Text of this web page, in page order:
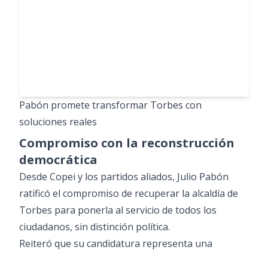
Pabón promete transformar Torbes con
soluciones reales
Compromiso con la reconstrucción
democrática
Desde Copei y los partidos aliados, Julio Pabón
ratificó el compromiso de recuperar la alcaldía de
Torbes para ponerla al servicio de todos los
ciudadanos, sin distinción política.
Reiteró que su candidatura representa una